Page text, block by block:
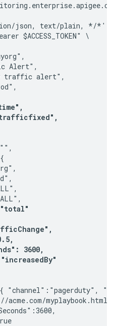
json, text/plain, */*'
$ACCESS_TOKEN" \
Alert",
alert",
3600,
"channel":"pagerduty",
acme.com/